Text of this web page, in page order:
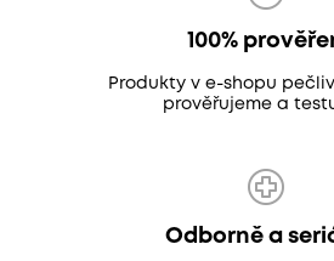
100%
Produkty v e-shopu
prověřujeme a
Odborně a